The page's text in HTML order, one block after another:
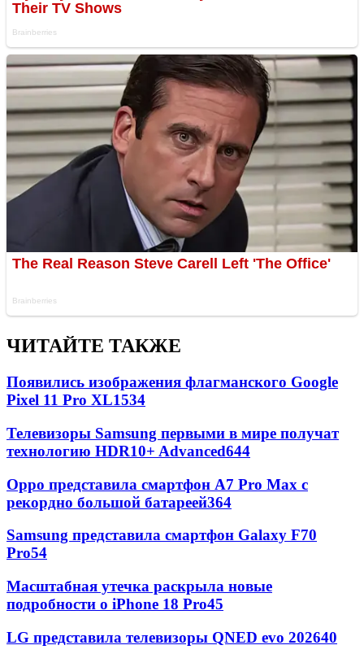
ЧИТАЙТЕ ТАКЖЕ
Появились изображения флагманского Google
Pixel 11 Pro XL1534
Телевизоры Samsung первыми в мире получат
технологию HDR10+ Advanced644
Oppo представила смартфон A7 Pro Max с
рекордно большой батареей364
Samsung представила смартфон Galaxy F70
Pro54
Масштабная утечка раскрыла новые
подробности о iPhone 18 Pro45
LG представила телевизоры QNED evo 202640